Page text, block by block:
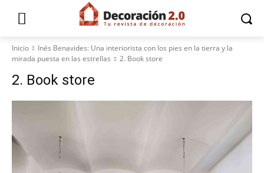
Inicio
Inés Benavides: Una interiorista con los pies en la tierra y la
mirada puesta en las estrellas
2. Book store
2. Book store